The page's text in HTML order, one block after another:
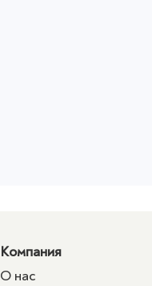
Компания
О нас